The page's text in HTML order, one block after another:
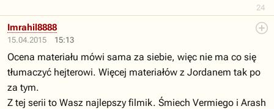
24
15.04.2015 15:13
Imrahil8888
Ocena materiału mówi sama za siebie, więc nie ma co się
tłumaczyć hejterowi. Więcej materiałów z Jordanem tak po
za tym.
Z tej serii to Wasz najlepszy filmik. Śmiech Vermiego i Arash